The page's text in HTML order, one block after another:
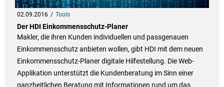
02.09.2016 Tools
Der HDI Einkommensschutz-Planer
Makler, die ihren Kunden individuellen und passgenauen
Einkommensschutz anbieten wollen, gibt HDI mit dem neuen
Einkommensschutz-Planer digitale Hilfestellung. Die Web-
Applikation unterstützt die Kundenberatung im Sinn einer
ganzheitlichen Beratung mit Informationen rund um das